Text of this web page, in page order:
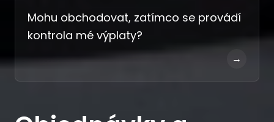
Mohu obchodovat, zatímco se provádí
kontrola mé výplaty?
→